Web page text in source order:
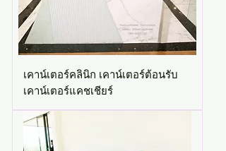
เคาน์เตอร์คลินิก เคาน์เตอร์ต้อนรับ
เคาน์เตอร์แคชเชียร์